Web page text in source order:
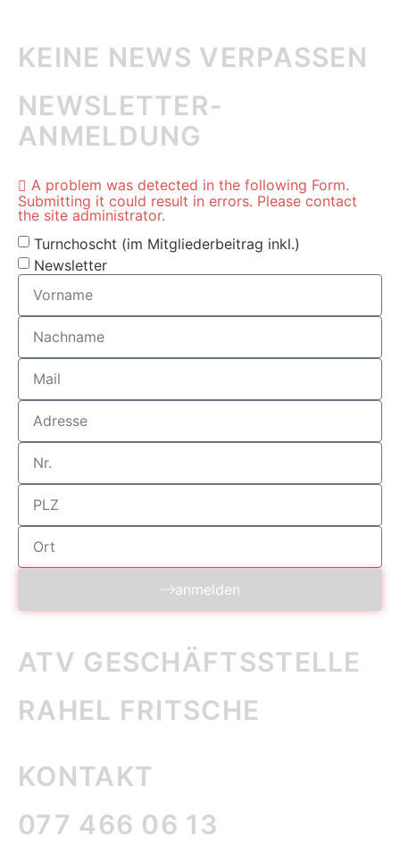
KEINE NEWS VERPASSEN
NEWSLETTER-
ANMELDUNG
A problem was detected in the following Form.
Submitting it could result in errors. Please contact
the site administrator.
Turnchoscht (im Mitgliederbeitrag inkl.)
Newsletter
anmelden
ATV GESCHÄFTS­STELLE
RAHEL FRITSCHE
KONTAKT
077 466 06 13